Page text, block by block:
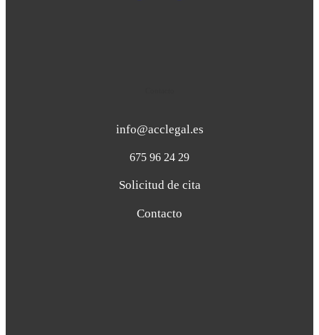
info@acclegal.es
675 96 24 29
Solicitud de cita
Contacto